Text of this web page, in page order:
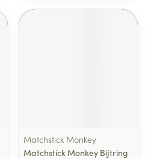
Matchstick Monkey
Matchstick Monkey Bijtring